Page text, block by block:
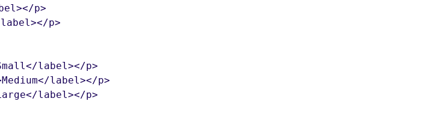
p>
p>
label></p>
label></p>
label></p>